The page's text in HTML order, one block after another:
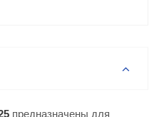
предназначены для